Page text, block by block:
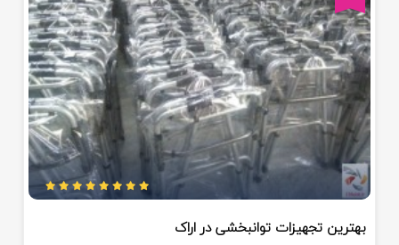
بهترین تجهیزات توانبخشی در اراک